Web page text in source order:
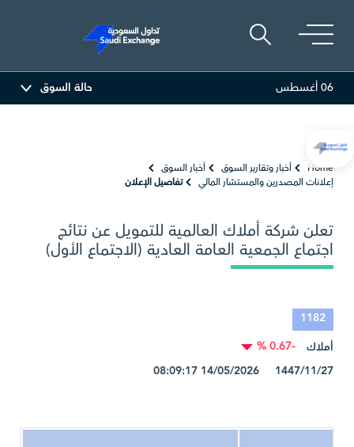
06 أغسطس حالة السوق
Home أخبار وتقارير السوق
أخبار السوق
إعلانات المصدرين والمستشار المالي
تفاصيل الإعلان
تعلن شركة أملاك العالمية للتمويل عن نتائج
اجتماع الجمعية العامة العادية (الاجتماع الأول)
1182
أملاك
-0.67 %
1447/11/27 14/05/2026 08:09:17